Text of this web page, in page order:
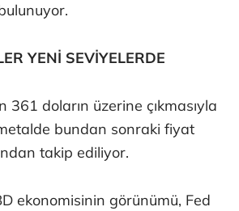
YENİ SEVİYELERDE
361 doların üzerine çıkmasıyla
bundan sonraki fiyat
takip ediliyor.
ekonomisinin görünümü, Fed